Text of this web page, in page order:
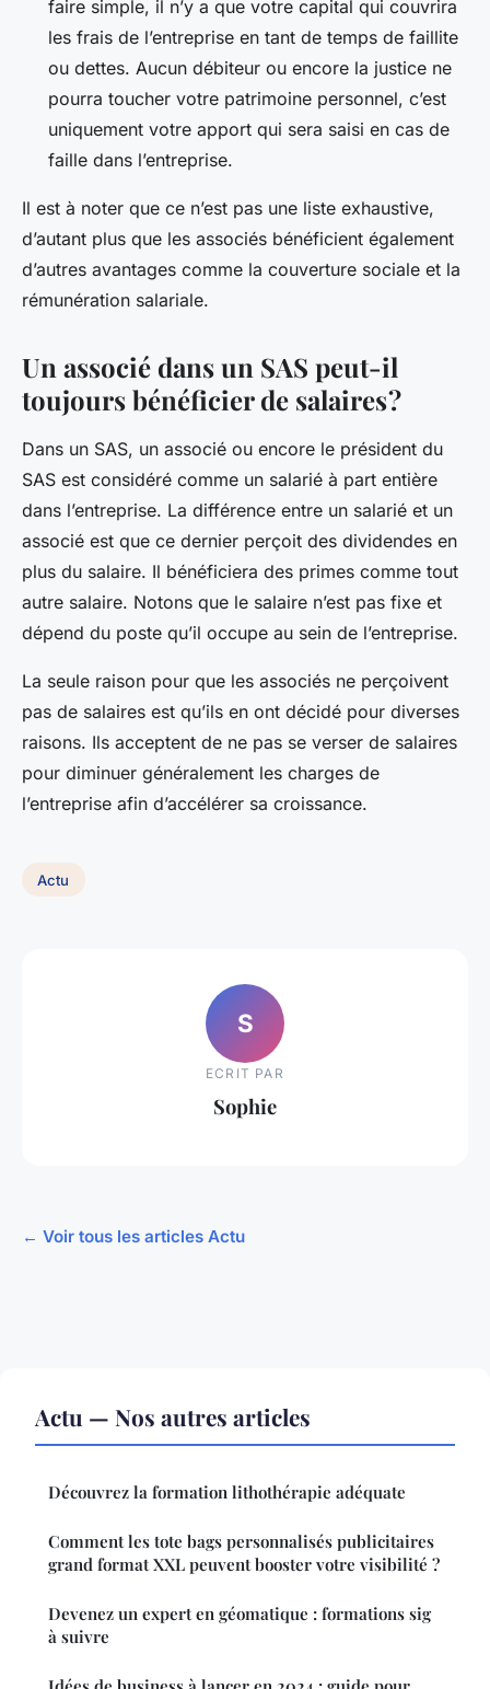
faire simple, il n’y a que votre capital qui couvrira
les frais de l’entreprise en tant de temps de faillite
ou dettes. Aucun débiteur ou encore la justice ne
pourra toucher votre patrimoine personnel, c’est
uniquement votre apport qui sera saisi en cas de
faille dans l’entreprise.
Il est à noter que ce n’est pas une liste exhaustive,
d’autant plus que les associés bénéficient également
d’autres avantages comme la couverture sociale et la
rémunération salariale.
Un associé dans un SAS peut-il
toujours bénéficier de salaires ?
Dans un SAS, un associé ou encore le président du
SAS est considéré comme un salarié à part entière
dans l’entreprise. La différence entre un salarié et un
associé est que ce dernier perçoit des dividendes en
plus du salaire. Il bénéficiera des primes comme tout
autre salaire. Notons que le salaire n’est pas fixe et
dépend du poste qu’il occupe au sein de l’entreprise.
La seule raison pour que les associés ne perçoivent
pas de salaires est qu’ils en ont décidé pour diverses
raisons. Ils acceptent de ne pas se verser de salaires
pour diminuer généralement les charges de
l’entreprise afin d’accélérer sa croissance.
Actu
S
ECRIT PAR
Sophie
← Voir tous les articles Actu
Actu — Nos autres articles
Découvrez la formation lithothérapie adéquate
Comment les tote bags personnalisés publicitaires
grand format XXL peuvent booster votre visibilité ?
Devenez un expert en géomatique : formations sig
à suivre